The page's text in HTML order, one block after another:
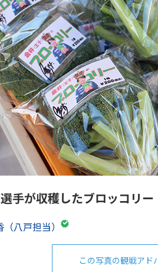
手が収穫したブロッコリー
八戸担当）
この写真の観戦アド